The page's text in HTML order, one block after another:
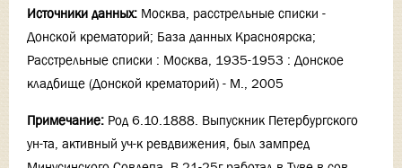
Источники данных: Москва, расстрельные списки -
Донской крематорий; База данных Красноярска;
Расстрельные списки : Москва, 1935-1953 : Донское
кладбище (Донской крематорий) - М., 2005
Примечание: Род 6.10.1888. Выпускник Петербургского
ун-та, активный уч-к ревдвижения, был зампред